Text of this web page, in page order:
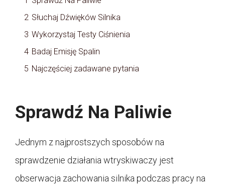
2 Słuchaj Dźwięków Silnika
3 Wykorzystaj Testy Ciśnienia
4 Badaj Emisję Spalin
5 Najczęściej zadawane pytania
Sprawdź Na Paliwie
Jednym z najprostszych sposobów na
sprawdzenie działania wtryskiwaczy jest
obserwacja zachowania silnika podczas pracy na